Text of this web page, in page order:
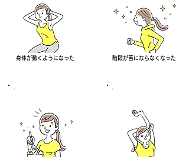
身体が動くようになった 階段が苦にならなくなった